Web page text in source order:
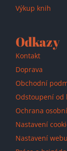
Výkup knih
Odkazy
Kontakt
Doprava
Obchodní
Odstoupení od
Ochrana
Nastavení
Nastavení webu